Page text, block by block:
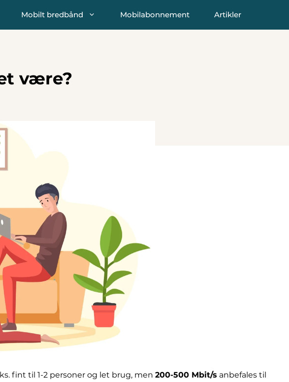
Mobilt bredbånd Mobilabonnement Artikler
være?
fint til 1-2 personer og let brug, men 200-500 Mbit/s anbefales til